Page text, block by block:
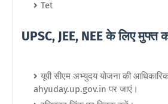
Tet
UPSC, JEE, NEE के लिए मुफ्त
यूपी सीएम अभ्युदय योजना की
ahyuday.up.gov.in पर जाएं।